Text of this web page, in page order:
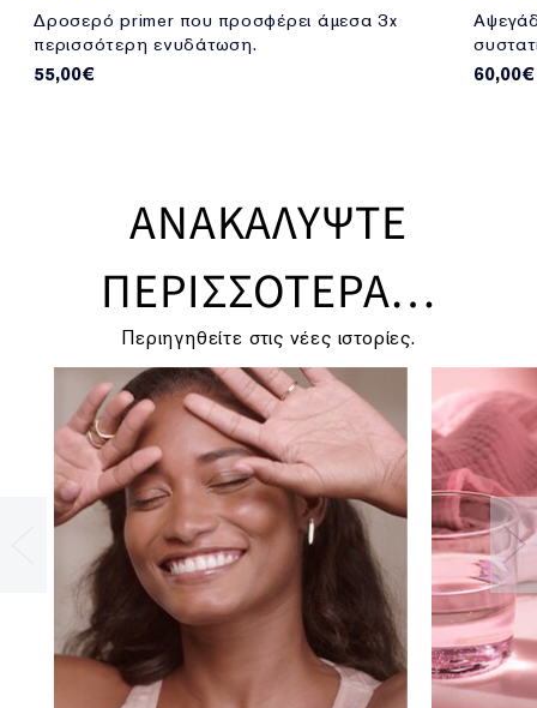
Δροσερό primer που προσφέρει άμεσα 3x
περισσότερη ενυδάτωση.
55,00€
60,00€
ΑΝΑΚΑΛΥΨΤΕ
ΠΕΡΙΣΣΟΤΕΡΑ…
Περιηγηθείτε στις νέες ιστορίες.